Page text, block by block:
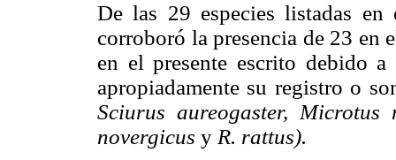
De las 29 especies listadas
corroboró la presencia de 23 en
en el presente escrito debido
apropiadamente su registro o
Sciurus aureogaster, Microtus
novergicus y R. rattus).